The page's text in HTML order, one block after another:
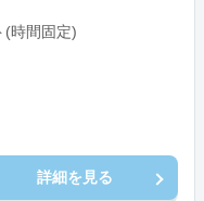
(時間固定)
詳細を見る